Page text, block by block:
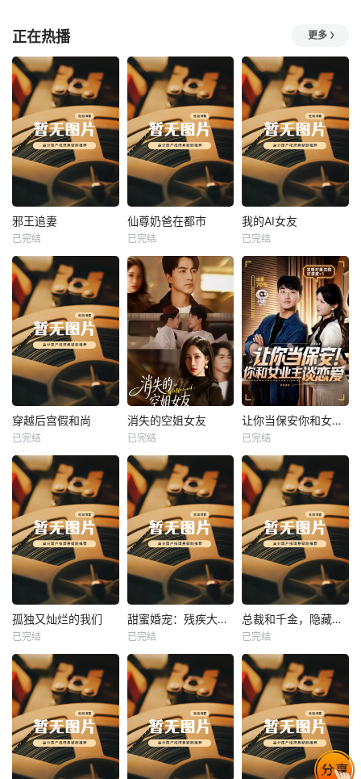
正在热播 更多
热播
邪王追妻
未知
邪王追妻
已完结
热播
未知
仙尊奶爸在都市
已完结
热播
我的AI女友
未知
我的AI女友
已完结
热播
未知
穿越后宫假和尚
已完结
热播
未知
消失的空姐女友
已完结
热播
未知
让你当保安你和女业主谈恋爱
已完结
热播
未知
孤独又灿烂的我们
已完结
热播
未知
甜蜜婚宠：残疾大佬夜夜撩
已完结
热播
未知
总裁和千金，隐藏身份闪婚了
已完结